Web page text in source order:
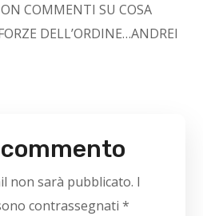
COMMENTI SU COSA
DELL’ORDINE…ANDREI
non sarà pubblicato. I
contrassegnati*